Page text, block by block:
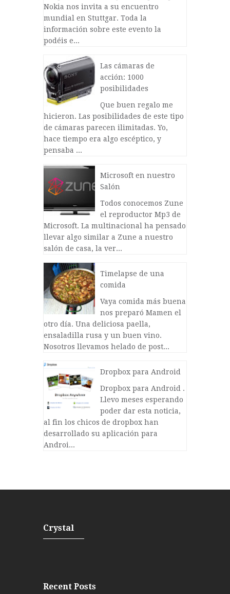
Nokia nos invita a su encuentro
mundial en Stuttgar. Toda la
información sobre este evento la
podéis e...
Las cámaras de
acción: 1000
posibilidades
Que buen regalo me
hicieron. Las posibilidades de este tipo
de cámaras parecen ilimitadas. Yo,
hace tiempo era algo escéptico, y
pensaba ...
Microsoft en nuestro
Salón
Todos conocemos Zune
el reproductor Mp3 de
Microsoft. La multinacional ha pensado
llevar algo similar a Zune a nuestro
salón de casa, la ver...
Timelapse de una
comida
Vaya comida más buena
nos preparó Mamen el
otro día. Una deliciosa paella,
ensaladilla rusa y un buen vino.
Nosotros llevamos helado de post...
Dropbox para Android
Dropbox para Android .
Llevo meses esperando
poder dar esta noticia,
al fin los chicos de dropbox han
desarrollado su aplicación para
Androi...
Crystal
Recent Posts